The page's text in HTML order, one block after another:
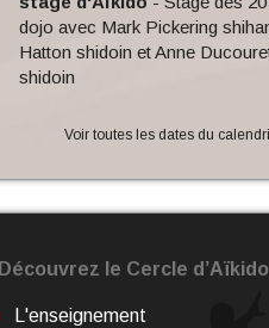
dojo avec Mark Pickering
Hatton shidoin et Anne
shidoin
Voir toutes les dates du
Découvrez le Cercle
L'enseignement